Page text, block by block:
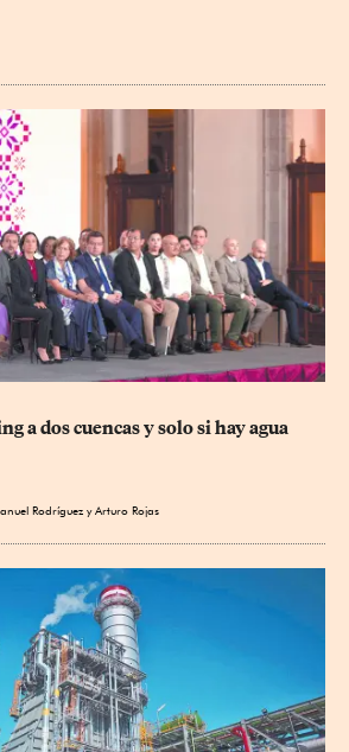
a dos cuencas y solo si hay agua
Rodríguez yArturo Rojas